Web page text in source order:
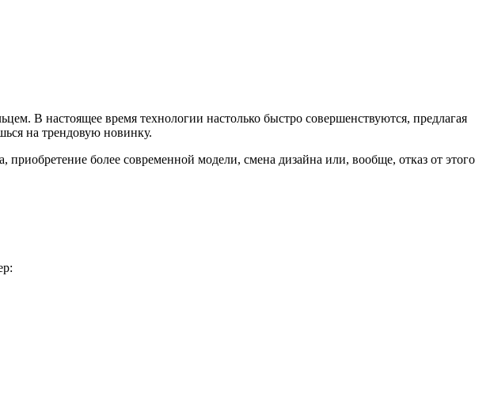
В настоящее время технологии настолько быстро совершенствуются, предлагая
на трендовую новинку.
более современной модели, смена дизайна или, вообще, отказ от этого